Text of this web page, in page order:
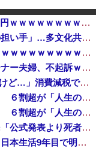
【朗報】Amazonで「GANTZ」が全巻100円ｗｗｗｗｗｗｗｗｗｗ他
「外国人は日本人と同じ生活者で、地域の担い手」…多文化共生実現への提言、全国知事会が政府に提出
【画像】福岡、こんなのが普通に走ってるｗｗｗｗｗｗｗｗｗｗｗｗｗｗｗｗ
「コンビニ、馬鹿にすんなよ」→あのオーナー夫婦、不起訴ｗｗｗｗｗｗｗｗｗ
【消費税率1％】 「下げるのが筋なんですけど…」消費減税で値下がりする分と同じだけ商品を値上げして店頭価格を変えない店も
株式投資、若年男性の自信喪失の原因に… ６割超が「人生の敗者」自認か
株式投資、若年男性の自信喪失の原因に… ６割超が「人生の敗者」自認か
中国「大洪水！」中国ダム「決壊」地元民「公式発表より死者多い！」中国政府「住民拘束！（安否不明」中国当局「救助隊動画も削除」台風13号「三峡ダム接近中」→
「中国人ってこんなに嫌われているの？」日本生活9年目で明かす本心！